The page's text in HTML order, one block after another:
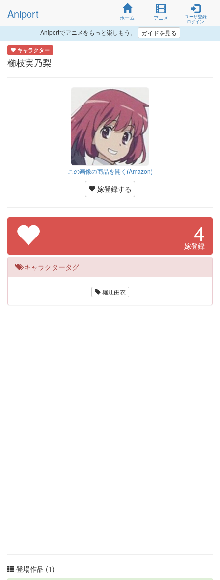
Aniport ホーム アニメ
ユーザ登録
ログイン
Aniportでアニメをもっと楽しもう。 ガイドを見る
キャラクター
櫛枝実乃梨
この画像の商品を開く(Amazon)
嫁登録する
4
嫁登録
キャラクタータグ
堀江由衣
登場作品 (1)